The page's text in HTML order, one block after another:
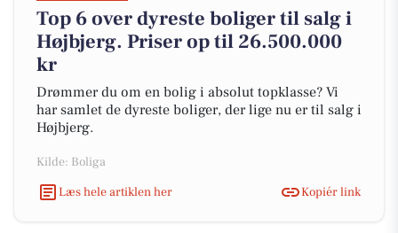
Top 6 over dyreste boliger til salg i
Højbjerg. Priser op til 26.500.000
kr
Drømmer du om en bolig i absolut topklasse? Vi
har samlet de dyreste boliger, der lige nu er til salg i
Højbjerg.
Kilde: Boliga
Læs hele artiklen her
Kopiér link